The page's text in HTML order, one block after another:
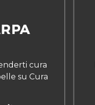
cura
su Cura